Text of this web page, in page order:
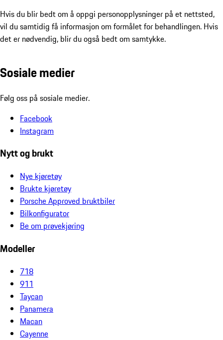
Hvis du blir bedt om å oppgi personopplysninger på et nettsted,
vil du samtidig få informasjon om formålet for behandlingen. Hvis
det er nødvendig, blir du også bedt om samtykke.
Sosiale medier
Følg oss på sosiale medier.
Facebook
Instagram
Nytt og brukt
Nye kjøretøy
Brukte kjøretøy
Porsche Approved bruktbiler
Bilkonfigurator
Be om prøvekjøring
Modeller
718
911
Taycan
Panamera
Macan
Cayenne